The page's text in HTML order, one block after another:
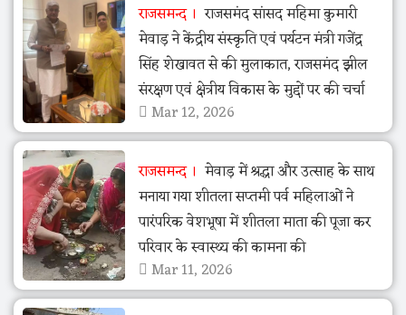
राजसमन्द
राजसमंद सांसद महिमा कुमारी
मेवाड़ ने केंद्रीय संस्कृति एवं पर्यटन मंत्री गजेंद्र
सिंह शेखावत से की मुलाकात, राजसमंद झील
संरक्षण एवं क्षेत्रीय विकास के मुद्दों पर की चर्चा
Mar 12, 2026
राजसमन्द
मेवाड़ में श्रद्धा और उत्साह के साथ
मनाया गया शीतला सप्तमी पर्व महिलाओं ने
पारंपरिक वेशभूषा में शीतला माता की पूजा कर
परिवार के स्वास्थ्य की कामना की
Mar 11, 2026